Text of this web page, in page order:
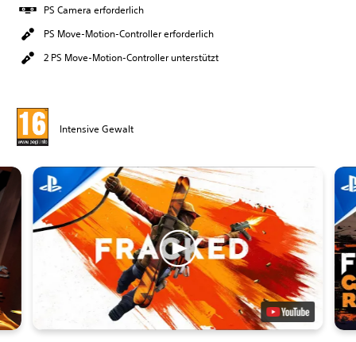
PS Camera erforderlich
PS Move-Motion-Controller erforderlich
2 PS Move-Motion-Controller unterstützt
Intensive Gewalt